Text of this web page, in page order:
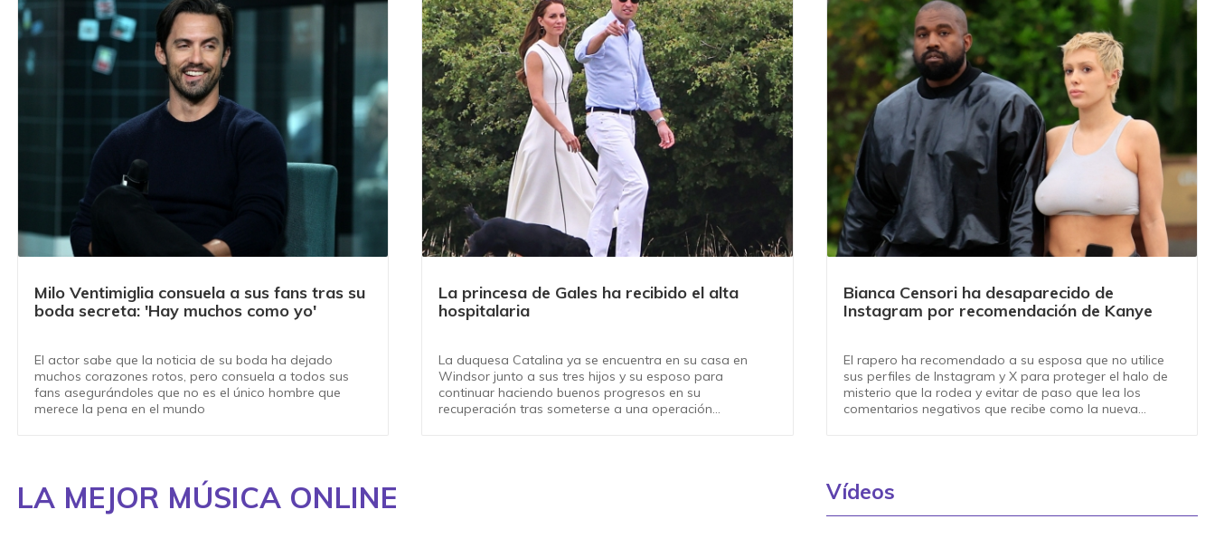
Milo Ventimiglia consuela a sus fans tras su
boda secreta: 'Hay muchos como yo'
El actor sabe que la noticia de su boda ha dejado
muchos corazones rotos, pero consuela a todos sus
fans asegurándoles que no es el único hombre que
merece la pena en el mundo
La princesa de Gales ha recibido el alta
hospitalaria
La duquesa Catalina ya se encuentra en su casa en
Windsor junto a sus tres hijos y su esposo para
continuar haciendo buenos progresos en su
recuperación tras someterse a una operación
Bianca Censori ha desaparecido de
Instagram por recomendación de Kanye
El rapero ha recomendado a su esposa que no utilice
sus perfiles de Instagram y X para proteger el halo de
misterio que la rodea y evitar de paso que lea los
comentarios negativos que recibe como la nueva
LA MEJOR MÚSICA ONLINE Vídeos